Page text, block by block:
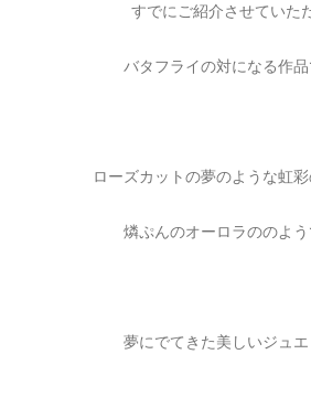
すでにご紹介させていた
バタフライの対になる作品
ローズカットの夢のような虹
燐ぷんのオーロラののよう
夢にでてきた美しいジュ